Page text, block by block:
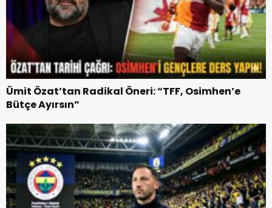
Ümit Özat’tan Radikal Öneri: “TFF, Osimhen’e
Bütçe Ayırsın”